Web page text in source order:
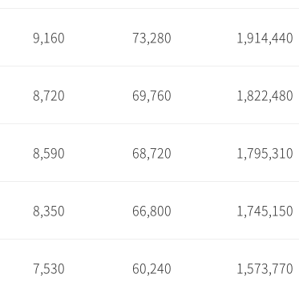
9,160 73,280 1,914,440
8,720 69,760 1,822,480
8,590 68,720 1,795,310
8,350 66,800 1,745,150
7,530 60,240 1,573,770